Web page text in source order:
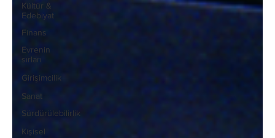
Kültür &
Edebiyat
Finans
Evrenin
sırları
Girişimcilik
Sanat
Sürdürülebilirlik
Kişisel